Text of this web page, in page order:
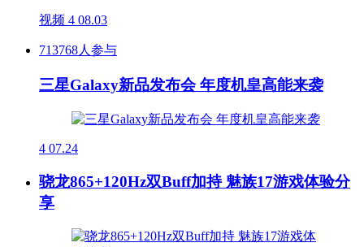
视频 4 08.03
713768人参与
三星Galaxy新品发布会 年度机皇高能来袭
4 07.24
骁龙865+120Hz双Buff加持 魅族17游戏体验分
享